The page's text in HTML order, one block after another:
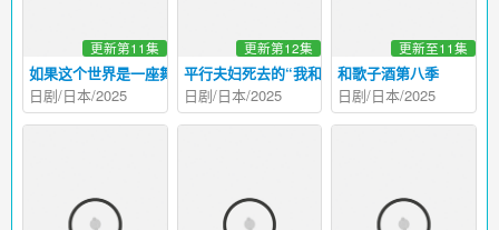
如果这个世界是一座舞台，后台究竟在哪里
更新第11集
日剧/日本/2025
平行夫妇死去的“我和妻子”的真相
更新第12集
日剧/日本/2025
和歌子酒第八季
更新至11集
日剧/日本/2025